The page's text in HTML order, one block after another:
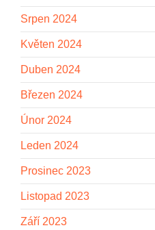
Srpen 2024
Květen 2024
Duben 2024
Březen 2024
Únor 2024
Leden 2024
Prosinec 2023
Listopad 2023
Září 2023